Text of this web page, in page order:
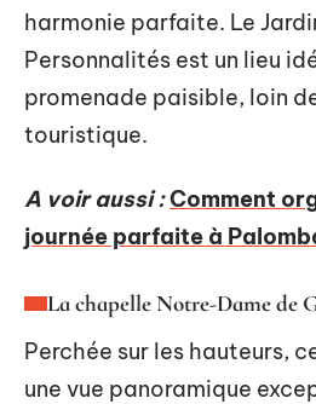
harmonie parfaite. Le
Personnalités est un lieu
promenade paisible, loin
touristique.
A voir aussi :Comment
journée parfaite à
La chapelle Notre-Dame de
Perchée sur les hauteurs,
une vue panoramique